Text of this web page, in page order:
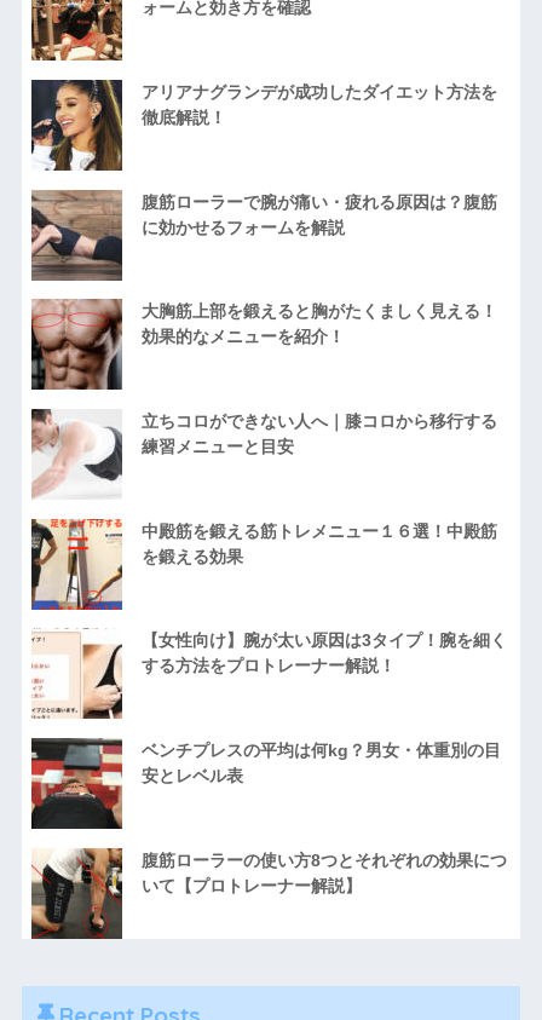
ォームと効き方を確認
アリアナグランデが成功したダイエット方法を
徹底解説！
腹筋ローラーで腕が痛い・疲れる原因は？腹筋
に効かせるフォームを解説
大胸筋上部を鍛えると胸がたくましく見える！
効果的なメニューを紹介！
立ちコロができない人へ｜膝コロから移行する
練習メニューと目安
中殿筋を鍛える筋トレメニュー１６選！中殿筋
を鍛える効果
【女性向け】腕が太い原因は3タイプ！腕を細く
する方法をプロトレーナー解説！
ベンチプレスの平均は何kg？男女・体重別の目
安とレベル表
腹筋ローラーの使い方8つとそれぞれの効果につ
いて【プロトレーナー解説】